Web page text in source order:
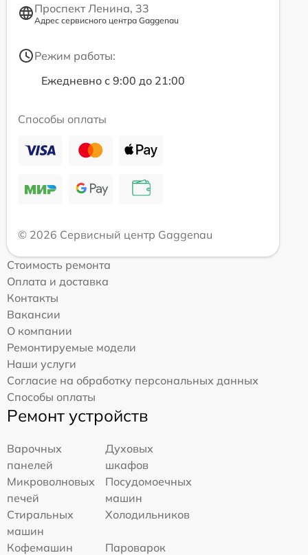
Проспект Ленина, 33
Адрес сервисного центра Gaggenau
Режим работы:
Ежедневно с 9:00 до 21:00
Способы оплаты
© 2026 Сервисный центр Gaggenau
Стоимость ремонта
Оплата и доставка
Контакты
Вакансии
О компании
Ремонтируемые модели
Наши услуги
Согласие на обработку персональных данных
Способы оплаты
Ремонт устройств
Варочных
панелей
Духовых
шкафов
Микроволновых
печей
Посудомоечных
машин
Стиральных
машин
Холодильников
Кофемашин
Пароварок